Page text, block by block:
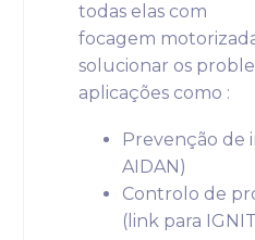
todas elas com
focagem
solucionar os
aplicações como :
Prevenção de
AIDAN)
Controlo de
(link para